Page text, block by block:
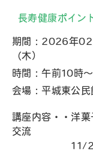
長寿健康ポイン
期間：2026年
（木）
時間：午前10時
会場：平城東公民
講座内容・・洋
交流
11/27、